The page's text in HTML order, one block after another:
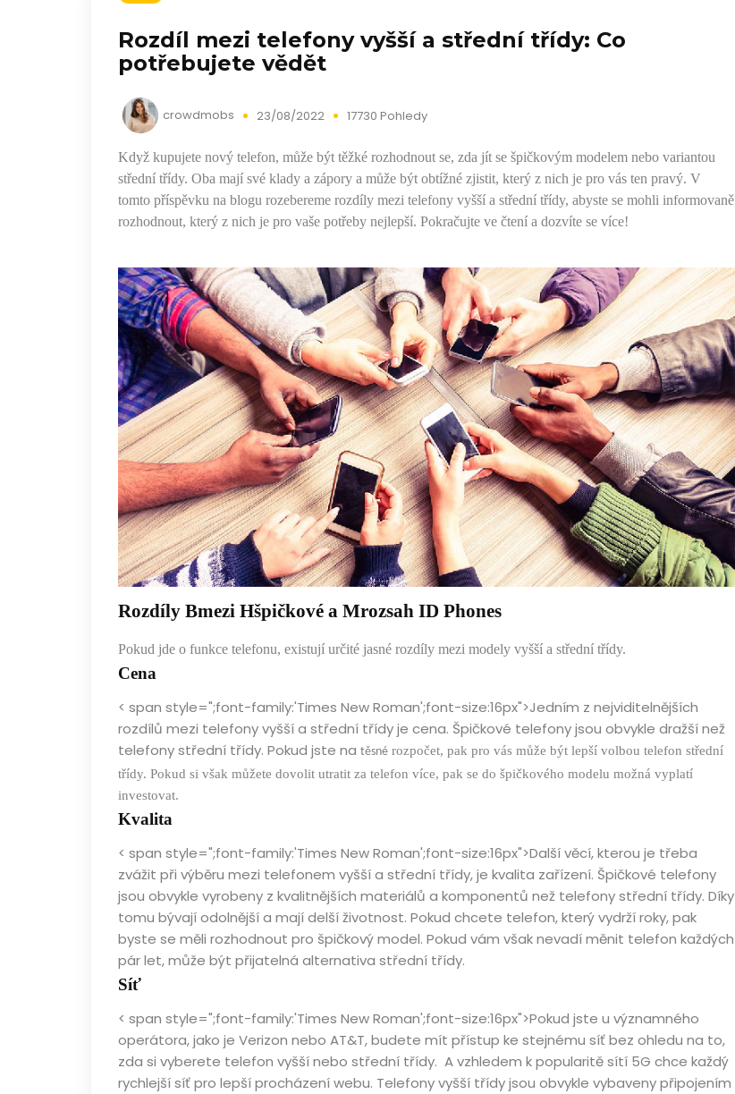
Rozdíl mezi telefony vyšší a střední třídy: Co
potřebujete vědět
crowdmobs 23/08/2022 17730 Pohledy
Když kupujete nový telefon, může být těžké rozhodnout se, zda jít se špičkovým modelem nebo variantou
střední třídy. Oba mají své klady a zápory a může být obtížné zjistit, který z nich je pro vás ten pravý. V
tomto příspěvku na blogu rozebereme rozdíly mezi telefony vyšší a střední třídy, abyste se mohli informovaně
rozhodnout, který z nich je pro vaše potřeby nejlepší. Pokračujte ve čtení a dozvíte se více!
Rozdíly Bmezi Hšpičkové a Mrozsah ID Phones
Pokud jde o funkce telefonu, existují určité jasné rozdíly mezi modely vyšší a střední třídy.
Cena
< span style=";font-family:'Times New Roman';font-size:16px">Jedním z nejviditelnějších
rozdílů mezi telefony vyšší a střední třídy je cena. Špičkové telefony jsou obvykle dražší než
telefony střední třídy. Pokud jste na těsné rozpočet, pak pro vás může být lepší volbou telefon střední
třídy. Pokud si však můžete dovolit utratit za telefon více, pak se do špičkového modelu možná vyplatí
investovat.
Kvalita
< span style=";font-family:'Times New Roman';font-size:16px">Další věcí, kterou je třeba
zvážit při výběru mezi telefonem vyšší a střední třídy, je kvalita zařízení. Špičkové telefony
jsou obvykle vyrobeny z kvalitnějších materiálů a komponentů než telefony střední třídy. Díky
tomu bývají odolnější a mají delší životnost. Pokud chcete telefon, který vydrží roky, pak
byste se měli rozhodnout pro špičkový model. Pokud vám však nevadí měnit telefon každých
pár let, může být přijatelná alternativa střední třídy.
Síť
< span style=";font-family:'Times New Roman';font-size:16px">Pokud jste u významného
operátora, jako je Verizon nebo AT&T, budete mít přístup ke stejnému síť bez ohledu na to,
zda si vyberete telefon vyšší nebo střední třídy. A vzhledem k popularitě sítí 5G chce každý
rychlejší síť pro lepší procházení webu. Telefony vyšší třídy jsou obvykle vybaveny připojením